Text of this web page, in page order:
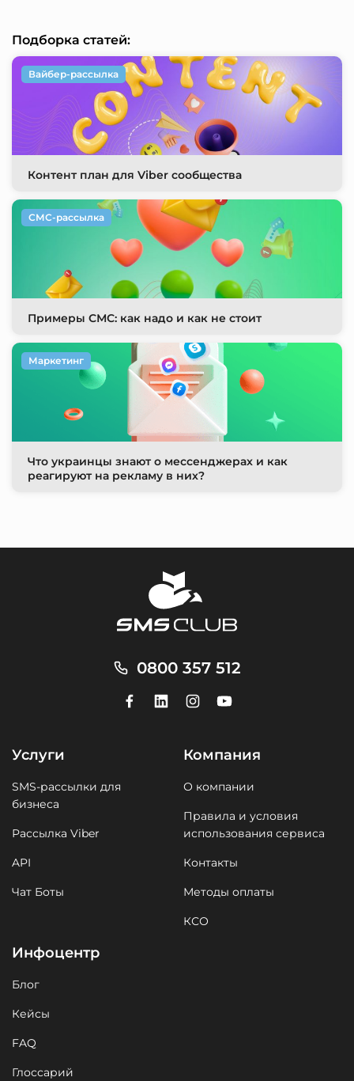
Подборка статей:
Контент план для Viber сообщества
Вайбер-рассылка
Примеры СМС: как надо и как не стоит
СМС-рассылка
Что украинцы знают о мессенджерах и как
реагируют на рекламу в них?
Маркетинг
0800 357 512
Услуги
SMS-рассылки для
бизнеса
Рассылка Viber
API
Чат Боты
Компания
О компании
Правила и условия
использования сервиса
Контакты
Методы оплаты
КСО
Инфоцентр
Блог
Кейсы
FAQ
Глоссарий